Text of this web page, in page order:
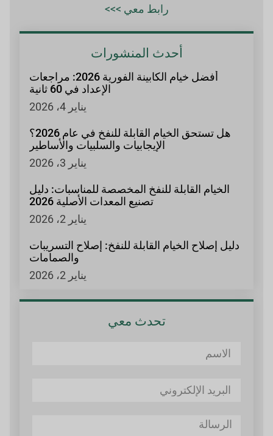
رابط معي >>>
أحدث المنشورات
أفضل خيام الكابينة الفورية 2026: مراجعات
الإعداد في 60 ثانية
يناير 4، 2026
هل تستحق الخيام القابلة للنفخ في عام 2026؟
الإيجابيات والسلبيات والأساطير
يناير 3، 2026
الخيام القابلة للنفخ المخصصة للمناسبات: دليل
تصنيع المعدات الأصلية 2026
يناير 2، 2026
دليل إصلاح الخيام القابلة للنفخ: إصلاح التسريبات
والصمامات
يناير 2، 2026
تحدث معي